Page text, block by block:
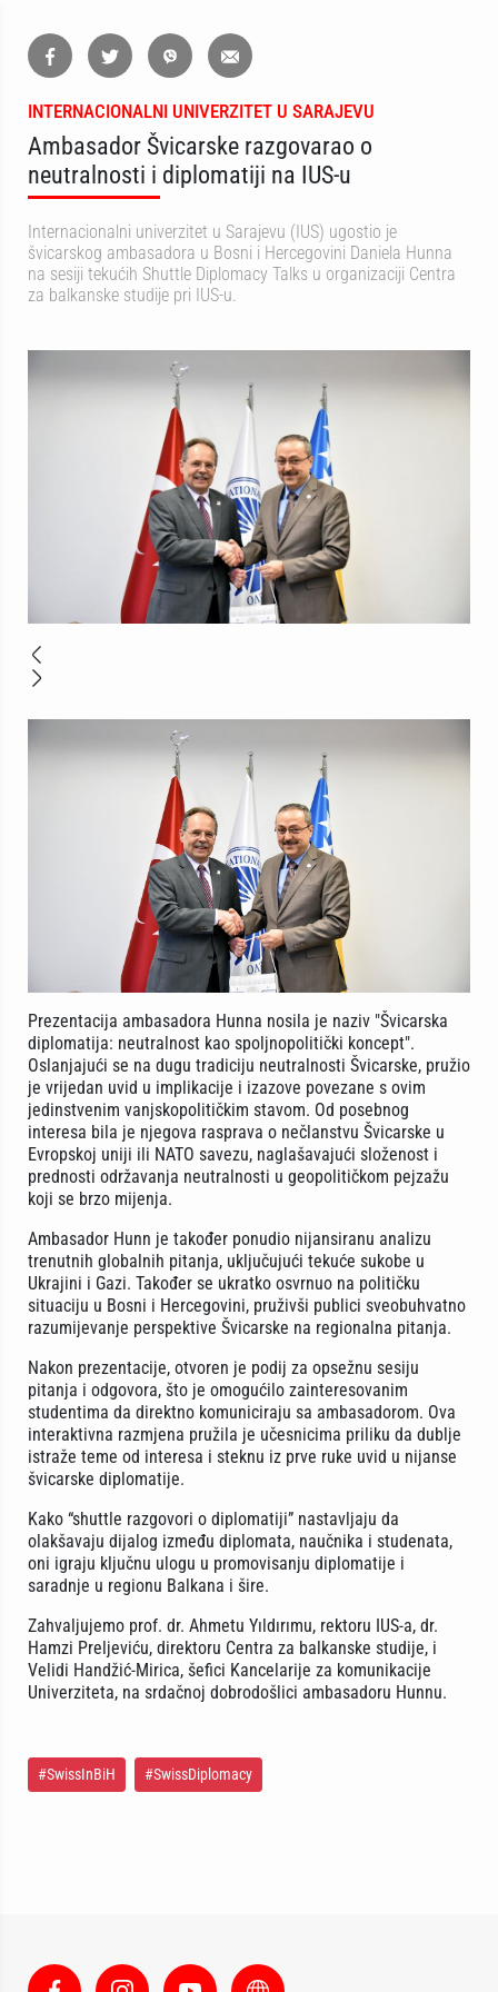
INTERNACIONALNI UNIVERZITET U SARAJEVU
Ambasador Švicarske razgovarao o
neutralnosti i diplomatiji na IUS-u
Internacionalni univerzitet u Sarajevu (IUS) ugostio je
švicarskog ambasadora u Bosni i Hercegovini Daniela Hunna
na sesiji tekućih Shuttle Diplomacy Talks u organizaciji Centra
za balkanske studije pri IUS-u.
Prezentacija ambasadora Hunna nosila je naziv "Švicarska
diplomatija: neutralnost kao spoljnopolitički koncept".
Oslanjajući se na dugu tradiciju neutralnosti Švicarske, pružio
je vrijedan uvid u implikacije i izazove povezane s ovim
jedinstvenim vanjskopolitičkim stavom. Od posebnog
interesa bila je njegova rasprava o nečlanstvu Švicarske u
Evropskoj uniji ili NATO savezu, naglašavajući složenost i
prednosti održavanja neutralnosti u geopolitičkom pejzažu
koji se brzo mijenja.
Ambasador Hunn je također ponudio nijansiranu analizu
trenutnih globalnih pitanja, uključujući tekuće sukobe u
Ukrajini i Gazi. Također se ukratko osvrnuo na političku
situaciju u Bosni i Hercegovini, pruživši publici sveobuhvatno
razumijevanje perspektive Švicarske na regionalna pitanja.
Nakon prezentacije, otvoren je podij za opsežnu sesiju
pitanja i odgovora, što je omogućilo zainteresovanim
studentima da direktno komuniciraju sa ambasadorom. Ova
interaktivna razmjena pružila je učesnicima priliku da dublje
istraže teme od interesa i steknu iz prve ruke uvid u nijanse
švicarske diplomatije.
Kako “shuttle razgovori o diplomatiji” nastavljaju da
olakšavaju dijalog između diplomata, naučnika i studenata,
oni igraju ključnu ulogu u promovisanju diplomatije i
saradnje u regionu Balkana i šire.
Zahvaljujemo prof. dr. Ahmetu Yıldırımu, rektoru IUS-a, dr.
Hamzi Preljeviću, direktoru Centra za balkanske studije, i
Velidi Handžić-Mirica, šefici Kancelarije za komunikacije
Univerziteta, na srdačnoj dobrodošlici ambasadoru Hunnu.
#SwissInBiH #SwissDiplomacy